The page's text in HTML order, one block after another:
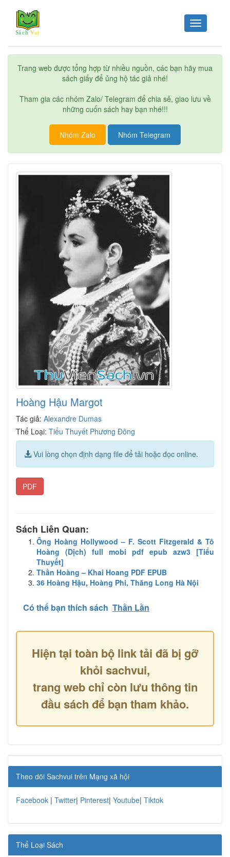
Toggle
navigation
Trang web được tổng hợp từ nhiều nguồn, các bạn hãy mua
sách giấy để ủng hộ tác giả nhé!
Tham gia các nhóm Zalo/ Telegram để chia sẻ, giao lưu về
những cuốn sách hay bạn nhé!!!
Nhóm Zalo Nhóm Telegram
Hoàng Hậu Margot
Tác giả: Alexandre Dumas
Thể Loại: Tiểu Thuyết Phương Đông
Vui lòng chọn định dạng file để tải hoặc đọc online.
PDF
Sách Liên Quan:
Ông Hoàng Hollywood – F. Scott Fitzgerald & Tô
Hoàng (Dịch) full mobi pdf epub azw3 [Tiểu
Thuyết]
Thần Hoàng – Khai Hoang PDF EPUB
36 Hoàng Hậu, Hoàng Phi, Thăng Long Hà Nội
Có thể bạn thích sách Thằn Lằn
Hiện tại toàn bộ link tải đã bị gỡ
khỏi sachvui,
trang web chỉ còn lưu thông tin
đầu sách để bạn tham khảo.
Theo dõi Sachvui trên Mạng xã hội
Facebook | Twitter| Pinterest| Youtube| Tiktok
Thể Loại Sách